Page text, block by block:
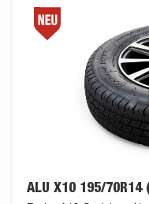
ALU X10 195/70R14